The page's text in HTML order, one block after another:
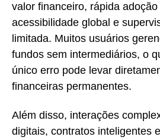
valor financeiro, rápida
acessibilidade global e
limitada. Muitos usuários
fundos sem intermediários, o
único erro pode levar
financeiras permanentes.
Além disso, interações
digitais, contratos inteligentes